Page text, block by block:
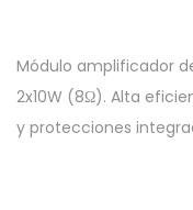
Módulo amplificador
2x10W (8Ω). Alta
y protecciones